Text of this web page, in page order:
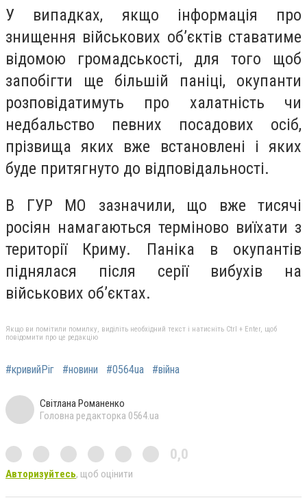
У випадках, якщо інформація про
знищення військових об’єктів ставатиме
відомою громадськості, для того щоб
запобігти ще більшій паніці, окупанти
розповідатимуть про халатність чи
недбальство певних посадових осіб,
прізвища яких вже встановлені і яких
буде притягнуто до відповідальності.
В ГУР МО зазначили, що вже тисячі
росіян намагаються терміново виїхати з
території Криму. Паніка в окупантів
піднялася після серії вибухів на
військових об’єктах.
Якщо ви помітили помилку, виділіть необхідний текст і натисніть Ctrl + Enter, щоб
повідомити про це редакцію
#кривийРіг #новини #0564ua #війна
Світлана Романенко
Головна редакторка 0564.ua
0,0
Авторизуйтесь, щоб оцінити